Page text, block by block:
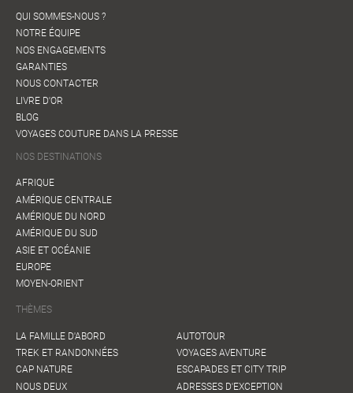
QUI SOMMES-NOUS ?
NOTRE ÉQUIPE
NOS ENGAGEMENTS
GARANTIES
NOUS CONTACTER
LIVRE D'OR
BLOG
VOYAGES COUTURE DANS LA PRESSE
NOS DESTINATIONS
AFRIQUE
AMÉRIQUE CENTRALE
AMÉRIQUE DU NORD
AMÉRIQUE DU SUD
ASIE ET OCÉANIE
EUROPE
MOYEN-ORIENT
THÈMES
LA FAMILLE D'ABORD
TREK ET RANDONNÉES
CAP NATURE
NOUS DEUX
AUTOTOUR
VOYAGES AVENTURE
ESCAPADES ET CITY TRIP
ADRESSES D'EXCEPTION